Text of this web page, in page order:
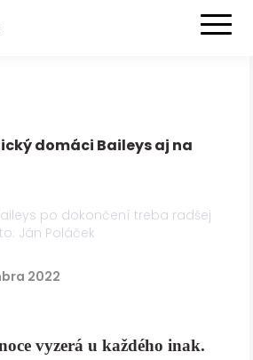
domáci Baileys aj na
po dokončení treba radšej
Ján Poláček
2022
vyzerá u každého inak.